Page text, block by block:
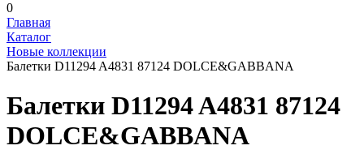
0
Главная
Каталог
Новые коллекции
Балетки D11294 A4831 87124 DOLCE&GABBANA
Балетки D11294 A4831 87124
DOLCE&GABBANA